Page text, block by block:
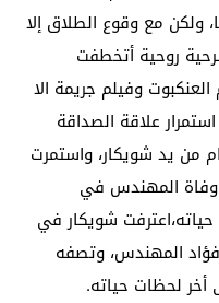
بعد زواج دام 20عاما، ولكن مع وقوع الطلاق إلا
روحية أتخطفت
وفيلم جريمة الا
علاقة الصداقة
من يد شويكار، واستمرت
20 عاما حتى وفاة المهندس في
حياته،اعترفت شويكار في
المهندس، وتصفه
لحظات حياته.